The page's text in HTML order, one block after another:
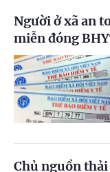
Người ở xã an
miễn đóng
Chủ nguồn